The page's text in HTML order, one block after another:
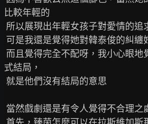
比較年輕的
式結局，